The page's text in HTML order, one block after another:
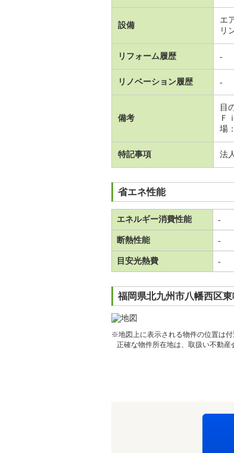
設備
エ
リ
リフォーム履歴 -
リノベーション履歴 -
備考
目
Ｆ
場
特記事項 法
省エネ性能
エネルギー消費性能 -
断熱性能 -
目安光熱費 -
福岡県北九州市八幡西区
※地図上に表示される物件の位置は付
正確な物件所在地は、取扱い不動産